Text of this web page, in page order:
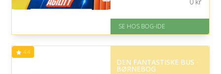
På lager
Levering: 1-3 hverdage -
Gratis fragt
på 4.6 ud af 5
SE HOS BOG-IDE
4.4
DEN FANTASTISKE BUS -
BØRNEBOG